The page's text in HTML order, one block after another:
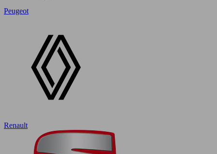
Peugeot
Renault